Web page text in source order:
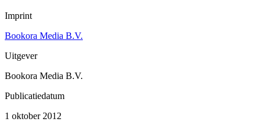
Imprint
Bookora Media B.V.
Uitgever
Bookora Media B.V.
Publicatiedatum
1 oktober 2012